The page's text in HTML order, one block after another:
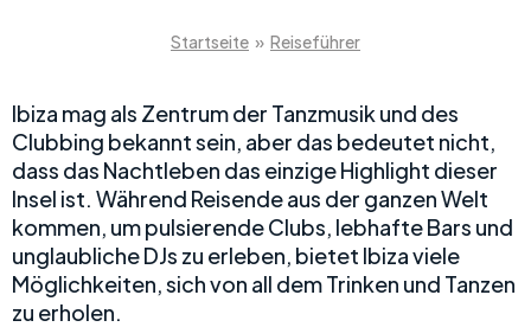
Startseite » Reiseführer
Ibiza mag als Zentrum der Tanzmusik und des
Clubbing bekannt sein, aber das bedeutet nicht,
dass das Nachtleben das einzige Highlight dieser
Insel ist. Während Reisende aus der ganzen Welt
kommen, um pulsierende Clubs, lebhafte Bars und
unglaubliche DJs zu erleben, bietet Ibiza viele
Möglichkeiten, sich von all dem Trinken und Tanzen
zu erholen.